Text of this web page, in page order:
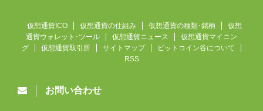
仮想通貨ICO 仮想通貨の仕組み 仮想通貨の種類･銘柄
仮想
通貨ウォレット･ツール
仮想通貨ニュース
仮想通貨マイニン
グ
仮想通貨取引所 サイトマップ
ビットコイン谷について
RSS
お問い合わせ